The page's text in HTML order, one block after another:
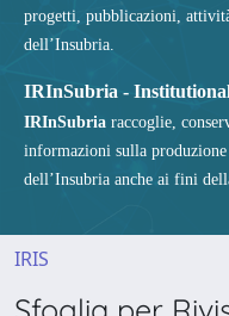
progetti, pubblicazioni,
dell’Insubria.
IRInSubria -
IRInSubria raccoglie,
informazioni sulla
dell’Insubria anche ai fini
IRIS